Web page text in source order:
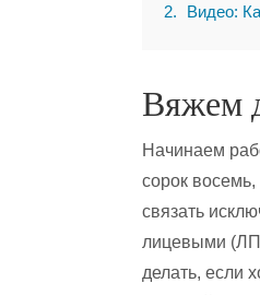
2
Видео:
Вяжем
Начинаем
сорок
связать
лицевыми
делать, если